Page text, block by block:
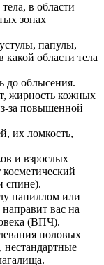
в области
зонах
папулы,
какой области тела
до облысения.
жирность кожных
за повышенной
их ломкость,
и взрослых
спине).
папиллом или
направит вас на
(ВПЧ).
половых
нестандартные